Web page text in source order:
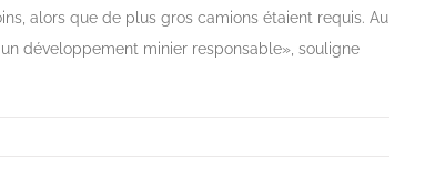
alors que de plus gros camions étaient requis. Au
développement minier responsable», souligne